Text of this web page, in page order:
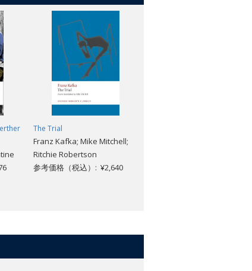
The Trial
Franz Kafka; Mike Mitchell;
Ritchie Robertson
参考価格（税込）: ¥2,640